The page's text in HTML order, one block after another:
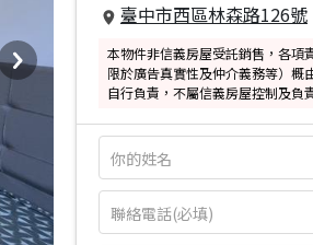
臺中市西區林森路126號
本物件非信義房屋受託銷售，各項
限於廣告真實性及仲介義務等）概
自行負責，不屬信義房屋控制及負